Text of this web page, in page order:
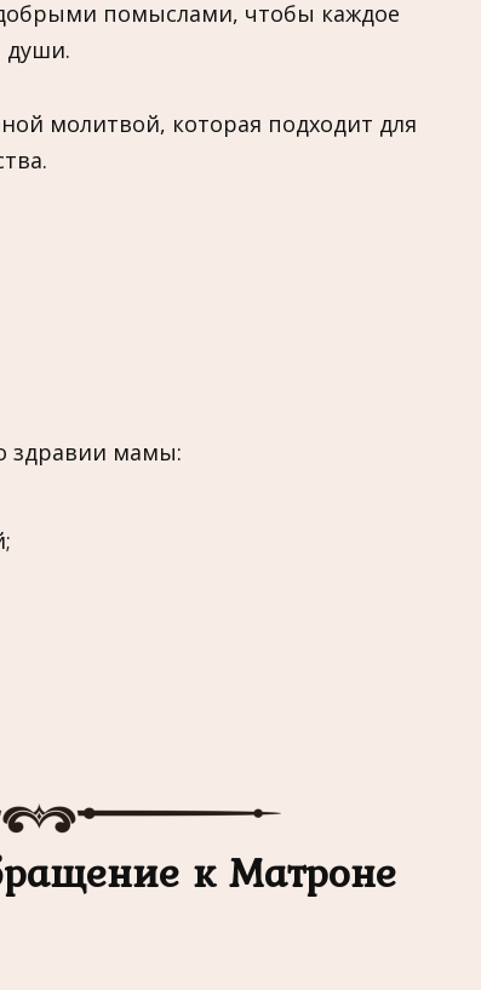
помыслами, чтобы каждое
души.
молитвой, которая подходит для
здравии мамы:
к Матроне